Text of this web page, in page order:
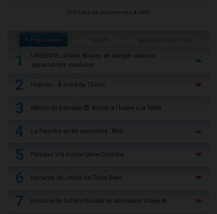
Voir tous les événements à venir
+ Populaires
1
URGENCE - Diane, 80 ans, en danger dans un
appartement insalubre
2 Histoire - À bord du Titanic
3 Mitsva en panique 😨 Arriver à l'heure à la Téfila
4 La Paracha en 60 secondes : Réé
5 Panique à la boulangerie Cachère
6 Horaires du Jeûne de Ticha Béav
7 Résumé de la Paracha Réé en animation Vidéo IA